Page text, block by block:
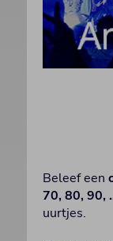
Beleef een
70, 80, 90,
uurtjes.